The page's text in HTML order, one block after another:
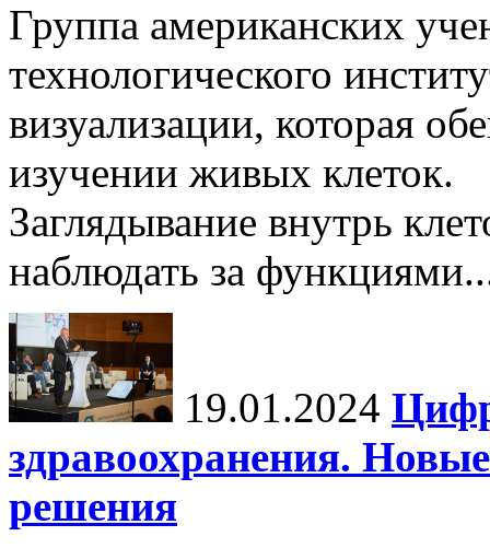
Группа американских
технологического
визуализации, которая
изучении живых клеток.
Заглядывание внутрь
наблюдать за
19.01.2024
здравоохранения.
решения